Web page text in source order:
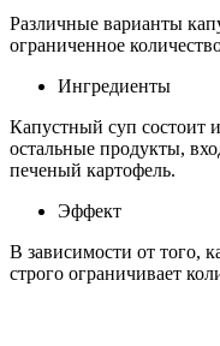
Различные варианты
ограниченное
Ингредиенты
Капустный суп состоит
остальные продукты,
печеный картофель.
Эффект
В зависимости от того,
строго ограничивает